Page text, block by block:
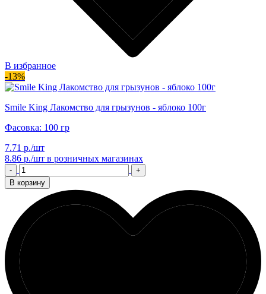
В избранное
-13%
Smile King Лакомство для грызунов - яблоко 100г
Фасовка: 100 гр
7.71 р./шт
8.86 р./шт в розничных магазинах
-
+
В корзину